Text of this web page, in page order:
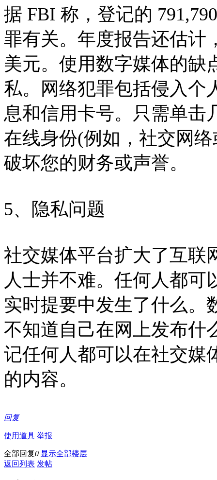
据 FBI 称，登记的
罪有关。年度报告还估计
美元。使用数字媒体的缺
私。网络犯罪包括侵入个
息和信用卡号。只需单击
在线身份(例如，社交网
破坏您的财务或声誉。
5、隐私问题
社交媒体平台扩大了互联
人士并不难。任何人都可
实时提要中发生了什么。
不知道自己在网上发布什
记任何人都可以在社交媒
的内容。
回复
使用道具 举报
全部回复0 显示全部楼层
返回列表 发帖